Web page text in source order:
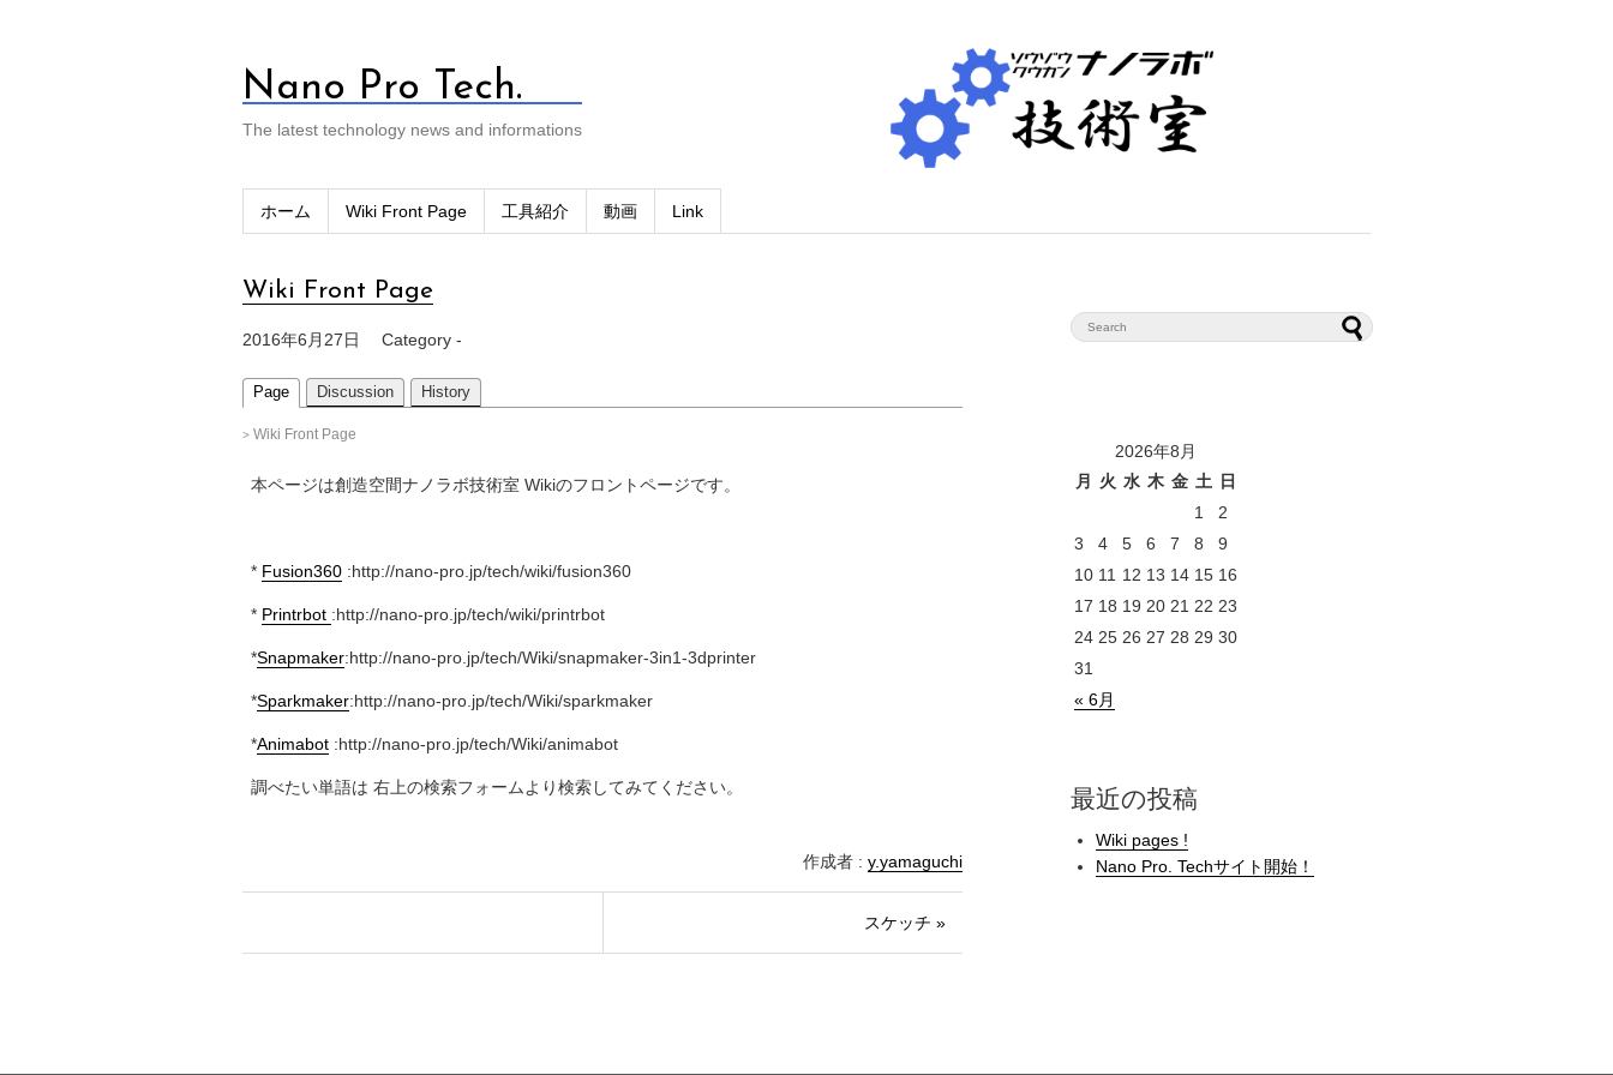
Nano Pro Tech.
The latest technology news and informations
ホーム Wiki Front Page 工具紹介 動画 Link
Wiki Front Page
2016年6月27日 Category -
Page Discussion History
> Wiki Front Page
本ページは創造空間ナノラボ技術室 Wikiのフロントページです。
* Fusion360 :http://nano-pro.jp/tech/wiki/fusion360
* Printrbot :http://nano-pro.jp/tech/wiki/printrbot
*Snapmaker:http://nano-pro.jp/tech/Wiki/snapmaker-3in1-3dprinter
*Sparkmaker:http://nano-pro.jp/tech/Wiki/sparkmaker
*Animabot :http://nano-pro.jp/tech/Wiki/animabot
調べたい単語は 右上の検索フォームより検索してみてください。
作成者 : y.yamaguchi
スケッチ »
2026年8月
月
火 水 木 金 土 日
« 6月
1
2
3
4 5 6 7 8
9
10 11 12 13 14 15 16
17 18 19 20 21 22 23
24 25 26 27 28 29 30
31
最近の投稿
Wiki pages !
Nano Pro. Techサイト開始！